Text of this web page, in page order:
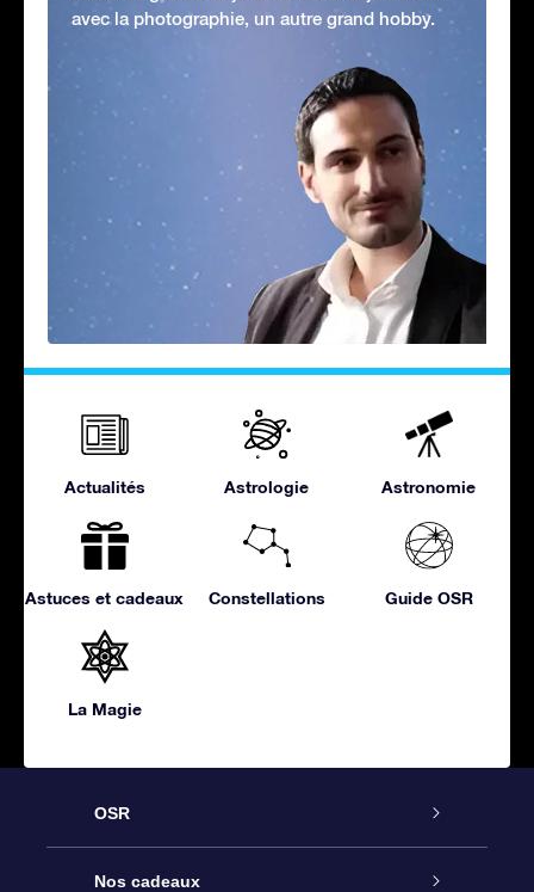
avec la photographie, un autre grand hobby.
Actualités Astrologie Astronomie
Astuces et cadeaux Constellations Guide OSR
La Magie
OSR
Service
Nos cadeaux